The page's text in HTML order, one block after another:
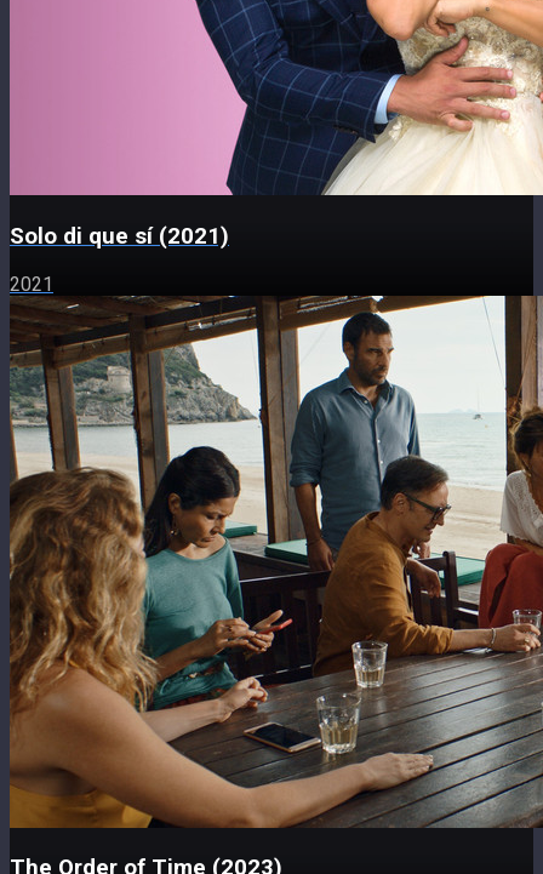
Solo di que sí (2021)
2021
The Order of Time (2023)